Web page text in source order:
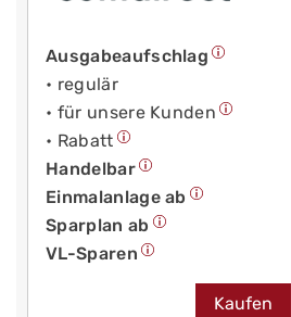
Ausgabeaufschlag
• regulär
• für unsere Kunden
• Rabatt
Handelbar
Einmalanlage ab
Sparplan ab
VL-Sparen
Kaufen